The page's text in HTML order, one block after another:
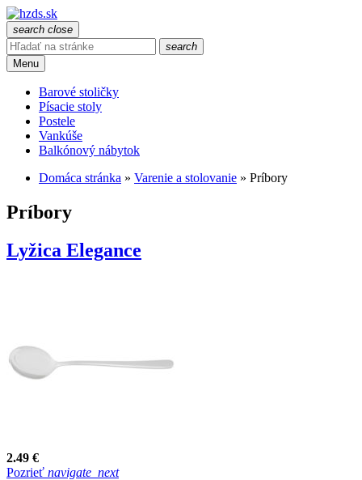
search close
search
Menu
Barové stoličky
Písacie stoly
Postele
Vankúše
Balkónový nábytok
Domáca stránka » Varenie a stolovanie » Príbory
Príbory
Lyžica Elegance
2.49 €
Pozrieť navigate_next